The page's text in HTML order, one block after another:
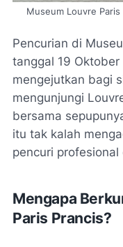
Museum Louvre
Pencurian di
tanggal 19
mengejutkan bagi
mengunjungi
bersama
itu tak kalah
pencuri
Mengapa
Paris Prancis?